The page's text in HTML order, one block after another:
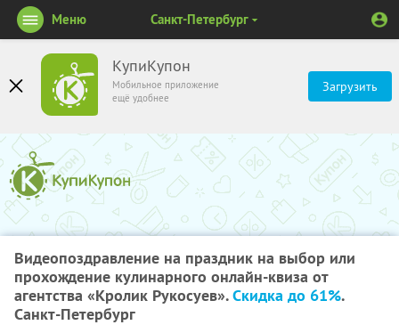
КупиКупон
Мобильное приложение
ещё удобнее
Загрузить
Меню Санкт-Петербург
Видеопоздравление на праздник на выбор или
прохождение кулинарного онлайн-квиза от
агентства «Кролик Рукосуев».Скидка до 61%.
Санкт-Петербург